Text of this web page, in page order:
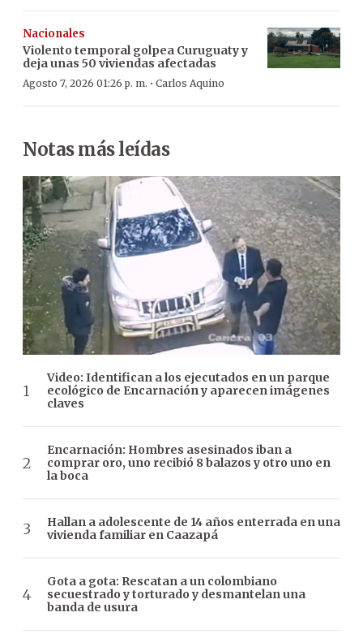
Nacionales
Violento temporal golpea Curuguaty y
deja unas 50 viviendas afectadas
Agosto 7, 2026 01:26 p. m. · Carlos Aquino
Notas más leídas
Video: Identifican a los ejecutados en un parque
ecológico de Encarnación y aparecen imágenes
claves
Encarnación: Hombres asesinados iban a
comprar oro, uno recibió 8 balazos y otro uno en
la boca
Hallan a adolescente de 14 años enterrada en una
vivienda familiar en Caazapá
Gota a gota: Rescatan a un colombiano
secuestrado y torturado y desmantelan una
banda de usura